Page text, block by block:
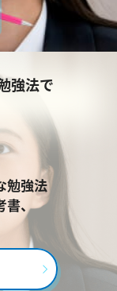
強法で
勉強法
書、